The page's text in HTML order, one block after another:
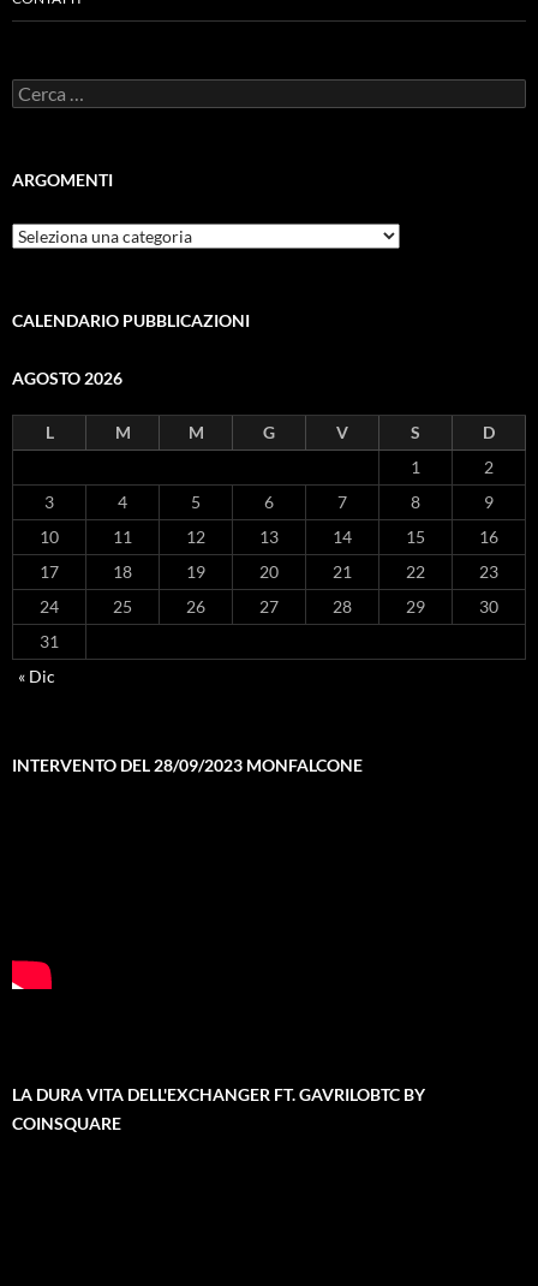
Ricerca
per:
ARGOMENTI
ARGOMENTI
CALENDARIO PUBBLICAZIONI
AGOSTO 2026
L M M G V S
D
1
2
3
4 5 6 7 8
9
10
11 12 13 14 15
16
17
18 19 20 21 22
23
24
25 26 27 28 29
30
31
« Dic
INTERVENTO DEL 28/09/2023 MONFALCONE
LA DURA VITA DELL'EXCHANGER FT. GAVRILOBTC BY
COINSQUARE